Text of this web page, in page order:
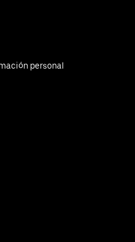
personal